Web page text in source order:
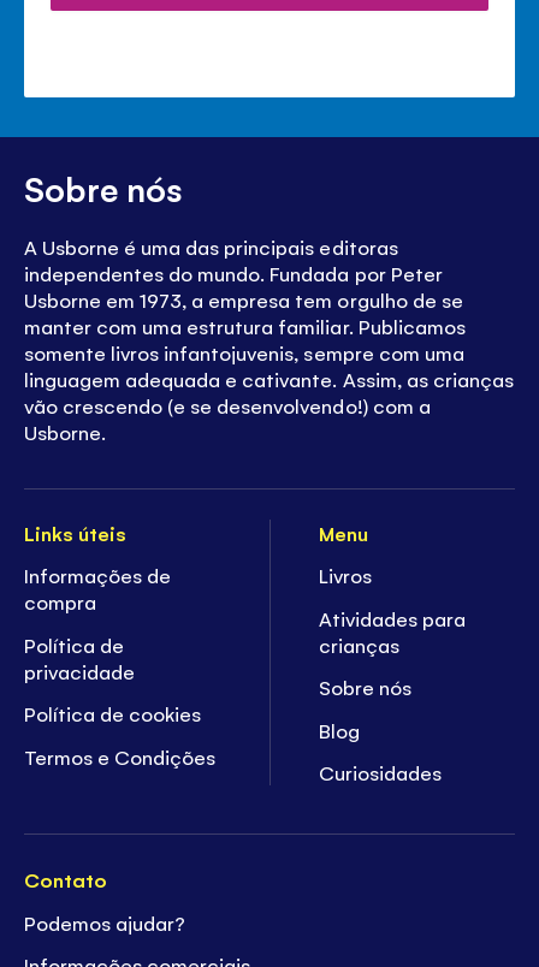
Links úteis
Informações de
compra
Política de
privacidade
Política de cookies
Termos e Condições
Menu
Livros
Atividades para
crianças
Sobre nós
Blog
Curiosidades
Contato
Podemos ajudar?
Sobre nós
A Usborne é uma das principais editoras
independentes do mundo. Fundada por Peter
Usborne em 1973, a empresa tem orgulho de se
manter com uma estrutura familiar. Publicamos
somente livros infantojuvenis, sempre com uma
linguagem adequada e cativante. Assim, as crianças
vão crescendo (e se desenvolvendo!) com a
Usborne.